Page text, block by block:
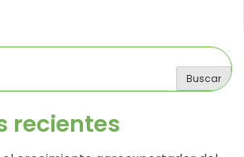
Buscar
recientes